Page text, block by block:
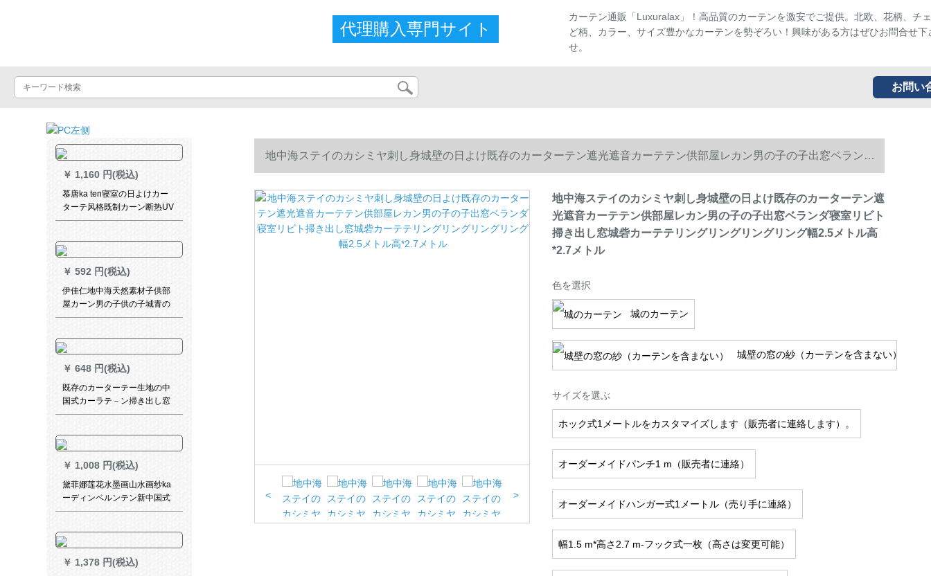
代理購入専門サイト
カーテン通販「Luxuralax」！高品質のカーテンを激安でご提供。北欧、花柄、チ
ど柄、カラー、サイズ豊かなカーテンを勢ぞろい！興味がある方はぜひお問合せ下
せ。
お問い
￥ 1,160 円(税込)
慕唐ka ten寝室の日よけカー
ターテ风格既制カーン断热UV
カーターストスタン纯紫幅
￥ 592 円(税込)
伊佳仁地中海天然素材子供部
屋カーン男の子供の子城青の
星韩式亜麻遮光布YJ 625 bru
￥ 648 円(税込)
既存のカーターテー生地の中
国式カーラテ－ン掃き出し窓
の厚い手の遮光布寝室ベラン
+布-普通のデカン-フーク幅
1.5*高2.3
￥ 1,008 円(税込)
黛菲娜莲花水墨画山水画纱ka
ーディンベルンテン新中国式
古典风格S 906雪纺绩-【オー
料】
￥ 1,378 円(税込)
地中海ステイのカシミヤ刺し身城壁の日よけ既存のカーターテン遮光遮音カーテテン供部屋レカン男の子の子出窓ベランダ
寝室リビト掃き出し窓城砦カーテテリングリングリングリング幅2.5メトル高*2.7メトル
< >
地中海ステイのカシミヤ刺し身城壁の日よけ既存のカーターテン遮
光遮音カーテテン供部屋レカン男の子の子出窓ベランダ寝室リビト
掃き出し窓城砦カーテテリングリングリングリング幅2.5メトル高
*2.7メトル
色を選択
城のカーテン
城壁の窓の紗（カーテンを含まない）
サイズを選ぶ
ホック式1メートルをカスタマイズします（販売者に連絡します）。
オーダーメイドパンチ1 m（販売者に連絡）
オーダーメイドハンガー式1メートル（売り手に連絡）
幅1.5 m*高さ2.7 m-フック式一枚（高さは変更可能）